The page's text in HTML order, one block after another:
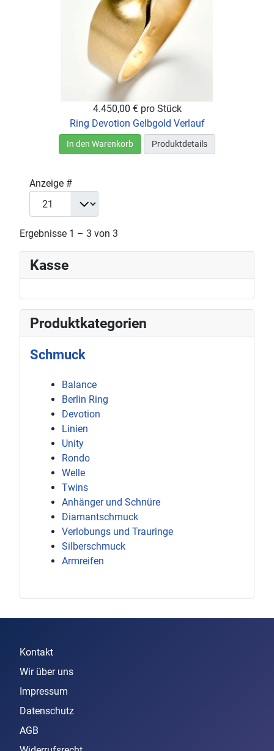
4.450,00 € pro Stück
Ring Devotion Gelbgold Verlauf
In den Warenkorb Produktdetails
Anzeige #
Ergebnisse 1 – 3 von 3
Kasse
Produktkategorien
Schmuck
Balance
Berlin Ring
Devotion
Linien
Unity
Rondo
Welle
Twins
Anhänger und Schnüre
Diamantschmuck
Verlobungs und Trauringe
Silberschmuck
Armreifen
Kontakt
Wir über uns
Impressum
Datenschutz
AGB